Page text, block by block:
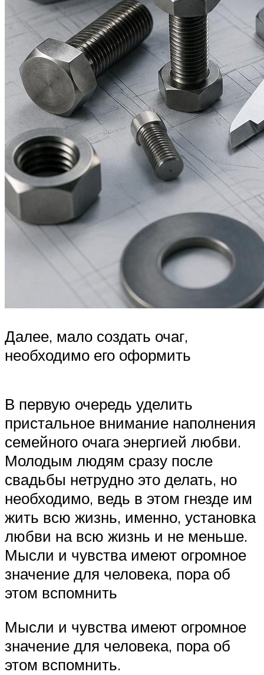
Далее, мало создать очаг,
необходимо его оформить
В первую очередь уделить
пристальное внимание наполнения
семейного очага энергией любви.
Молодым людям сразу после
свадьбы нетрудно это делать, но
необходимо, ведь в этом гнезде им
жить всю жизнь, именно, установка
любви на всю жизнь и не меньше.
Мысли и чувства имеют огромное
значение для человека, пора об
этом вспомнить
Мысли и чувства имеют огромное
значение для человека, пора об
этом вспомнить.